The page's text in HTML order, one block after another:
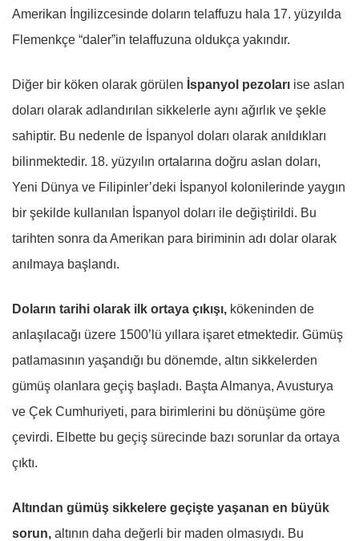
Amerikan İngilizcesinde doların telaffuzu hala 17. yüzyılda
Flemenkçe “daler”in telaffuzuna oldukça yakındır.
Diğer bir köken olarak görülen İspanyol pezoları ise aslan
doları olarak adlandırılan sikkelerle aynı ağırlık ve şekle
sahiptir. Bu nedenle de İspanyol doları olarak anıldıkları
bilinmektedir. 18. yüzyılın ortalarına doğru aslan doları,
Yeni Dünya ve Filipinler’deki İspanyol kolonilerinde yaygın
bir şekilde kullanılan İspanyol doları ile değiştirildi. Bu
tarihten sonra da Amerikan para biriminin adı dolar olarak
anılmaya başlandı.
Doların tarihi olarak ilk ortaya çıkışı, kökeninden de
anlaşılacağı üzere 1500’lü yıllara işaret etmektedir. Gümüş
patlamasının yaşandığı bu dönemde, altın sikkelerden
gümüş olanlara geçiş başladı. Başta Almanya, Avusturya
ve Çek Cumhuriyeti, para birimlerini bu dönüşüme göre
çevirdi. Elbette bu geçiş sürecinde bazı sorunlar da ortaya
çıktı.
Altından gümüş sikkelere geçişte yaşanan en büyük
sorun, altının daha değerli bir maden olmasıydı. Bu